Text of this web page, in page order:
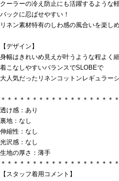
クーラーの冷え防止にも活躍するような
バックに忍ばせやすい！
リネン素材特有のしわ感の風合いを楽しめ
【デザイン】
身幅はきれいめ見えが叶うような程よく
着こなしやすいバランスでSLOBEで
大人気だったリネンコットンレギュラー
＊＊＊＊＊＊＊＊＊＊＊＊＊＊＊＊＊＊
透け感：あり
裏地：なし
伸縮性：なし
光沢感：なし
生地の厚さ：薄手
＊＊＊＊＊＊＊＊＊＊＊＊＊＊＊＊＊＊
【スタッフ着用コメント】